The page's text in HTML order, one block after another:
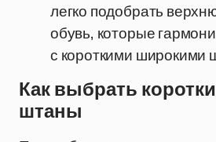
легко подобрать
обувь, которые
с короткими широкими
Как выбрать
штаны